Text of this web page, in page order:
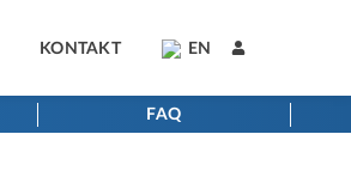
KONTAKT EN
FAQ